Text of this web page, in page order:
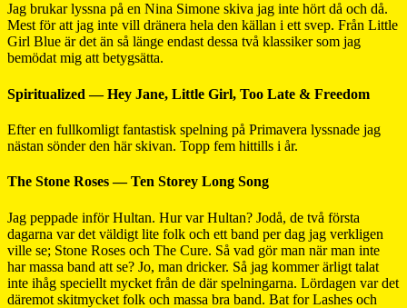
Jag brukar lyssna på en Nina Simone skiva jag inte hört då och då.
Mest för att jag inte vill dränera hela den källan i ett svep. Från Little
Girl Blue är det än så länge endast dessa två klassiker som jag
bemödat mig att betygsätta.
Spiritualized — Hey Jane, Little Girl, Too Late & Freedom
Efter en fullkomligt fantastisk spelning på Primavera lyssnade jag
nästan sönder den här skivan. Topp fem hittills i år.
The Stone Roses — Ten Storey Long Song
Jag peppade inför Hultan. Hur var Hultan? Jodå, de två första
dagarna var det väldigt lite folk och ett band per dag jag verkligen
ville se; Stone Roses och The Cure. Så vad gör man när man inte
har massa band att se? Jo, man dricker. Så jag kommer ärligt talat
inte ihåg speciellt mycket från de där spelningarna. Lördagen var det
däremot skitmycket folk och massa bra band. Bat for Lashes och